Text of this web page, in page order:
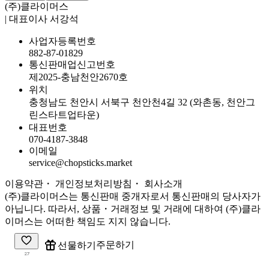
(주)클라이머스
| 대표이사 서강석
사업자등록번호
882-87-01829
통신판매업신고번호
제2025-충남천안2670호
위치
충청남도 천안시 서북구 천안천4길 32 (와촌동, 천안그
린스타트업타운)
대표번호
070-4187-3848
이메일
service@chopsticks.market
이용약관 ・ 개인정보처리방침 ・ 회사소개
(주)클라이머스는 통신판매 중개자로서 통신판매의 당사자가
아닙니다. 따라서, 상품・거래정보 및 거래에 대하여 (주)클라
이머스는 어떠한 책임도 지지 않습니다.
27
선물하기 주문하기